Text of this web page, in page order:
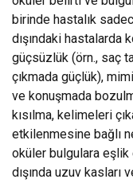
birinde hastalık
dışındaki hastalarda
güçsüzlük (örn., saç
çıkmada güçlük),
ve konuşmada
kısılma, kelimeleri
etkilenmesine bağlı
oküler bulgulara
dışında uzuv kasları